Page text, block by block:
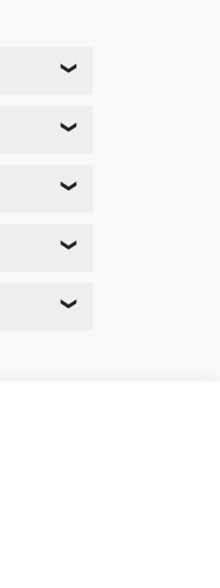
❯
❯
❯
❯
❯